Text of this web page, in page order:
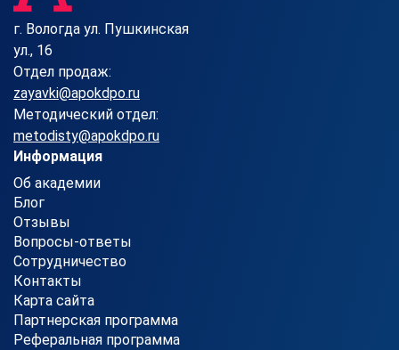
г. Вологда ул. Пушкинская
ул., 16
Отдел продаж:
zayavki@apokdpo.ru
Методический отдел:
metodisty@apokdpo.ru
Информация
Об академии
Блог
Отзывы
Вопросы-ответы
Сотрудничество
Контакты
Карта сайта
Партнерская программа
Реферальная программа